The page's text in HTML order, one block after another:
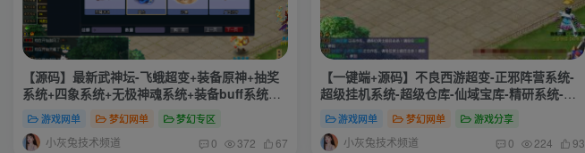
【源码】最新武神坛-飞蛾超变+装备原神+抽奖
系统+四象系统+无极神魂系统+装备buff系统
+装备洗练系统+境界系统+挂机系统+功能颇多
自行体验+搭建教程+全套源码
游戏网单 梦幻网单 梦幻专区
小灰兔技术频道 0 372 67
【一键端+源码】不良西游超变-正邪阵营系统-
超级挂机系统-超级仓库-仙域宝库-精研系统-元
神系统-血脉系统-更多功能自行体验-搭建教程-
攻略-源码
游戏网单 梦幻网单 游戏分享
小灰兔技术频道 0 224 93